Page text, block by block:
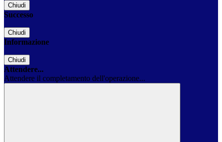
Chiudi
Successo
Chiudi
Informazione
Chiudi
Attendere...
Attendere il completamento dell'operazione...